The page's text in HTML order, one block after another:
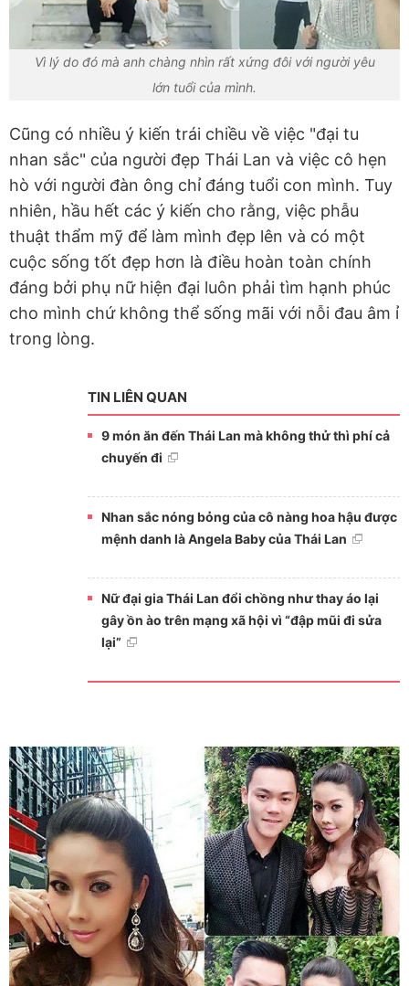
Vì lý do đó mà anh chàng nhìn rất xứng đôi với người yêu
lớn tuổi của mình.
Cũng có nhiều ý kiến trái chiều về việc "đại tu
nhan sắc" của người đẹp Thái Lan và việc cô hẹn
hò với người đàn ông chỉ đáng tuổi con mình. Tuy
nhiên, hầu hết các ý kiến cho rằng, việc phẫu
thuật thẩm mỹ để làm mình đẹp lên và có một
cuộc sống tốt đẹp hơn là điều hoàn toàn chính
đáng bởi phụ nữ hiện đại luôn phải tìm hạnh phúc
cho mình chứ không thể sống mãi với nỗi đau âm ỉ
trong lòng.
TIN LIÊN QUAN
9 món ăn đến Thái Lan mà không thử thì phí cả
chuyến đi
Nhan sắc nóng bỏng của cô nàng hoa hậu được
mệnh danh là Angela Baby của Thái Lan
Nữ đại gia Thái Lan đổi chồng như thay áo lại
gây ồn ào trên mạng xã hội vì “đập mũi đi sửa
lại”